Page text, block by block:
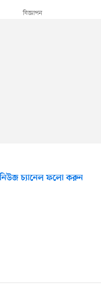
চ্যানেল ফলো করুন